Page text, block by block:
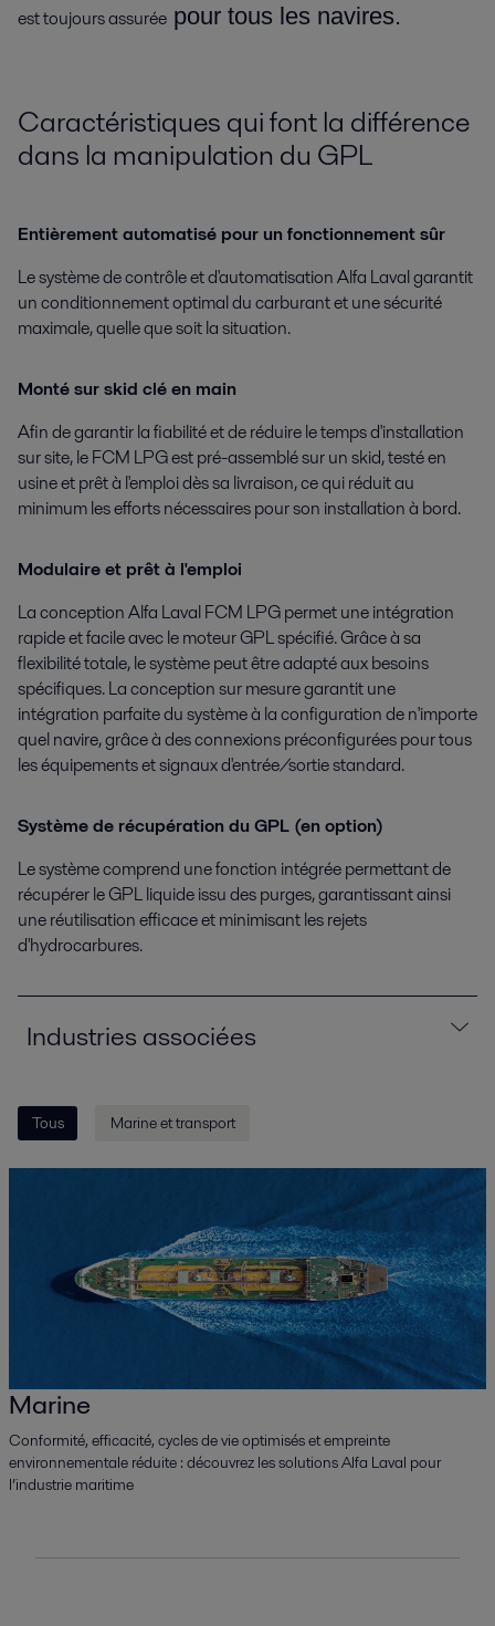
est toujours assurée pour tous les navires.
Caractéristiques qui font la différence
dans la manipulation du GPL
Entièrement automatisé pour un fonctionnement sûr
Le système de contrôle et d'automatisation Alfa Laval garantit
un conditionnement optimal du carburant et une sécurité
maximale, quelle que soit la situation.
Monté sur skid clé en main
Afin de garantir la fiabilité et de réduire le temps d'installation
sur site, le FCM LPG est pré-assemblé sur un skid, testé en
usine et prêt à l'emploi dès sa livraison, ce qui réduit au
minimum les efforts nécessaires pour son installation à bord.
Modulaire et prêt à l'emploi
La conception Alfa Laval FCM LPG permet une intégration
rapide et facile avec le moteur GPL spécifié. Grâce à sa
flexibilité totale, le système peut être adapté aux besoins
spécifiques. La conception sur mesure garantit une
intégration parfaite du système à la configuration de n'importe
quel navire, grâce à des connexions préconfigurées pour tous
les équipements et signaux d'entrée/sortie standard.
Système de récupération du GPL (en option)
Le système comprend une fonction intégrée permettant de
récupérer le GPL liquide issu des purges, garantissant ainsi
une réutilisation efficace et minimisant les rejets
d'hydrocarbures.
Industries associées
Tous Marine et transport
Marine
Conformité, efficacité, cycles de vie optimisés et empreinte
environnementale réduite : découvrez les solutions Alfa Laval pour
l’industrie maritime